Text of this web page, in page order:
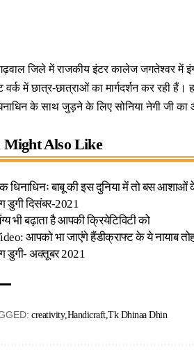
जिले में राजकीय इंटर कालेज जगतेश्वर में
वर्क में छात्र-छात्राओं का मार्गदर्शन कर रही हैं।
के साथ जुड़ने के लिए सोनिया नेगी जी का
Might Also Like
धिनाधिनः बाबू की इस दुनिया में तो बस
डुगी दिसंबर-2021
भी बढ़ाता है आपकी क्रियेटिविटी को
आपको भा जाएंगे हैंडीक्राफ्ट के ये नायाब
डुगी- अक्तूबर 2021
creativity Handicraft Tk Dhinaa Dhin